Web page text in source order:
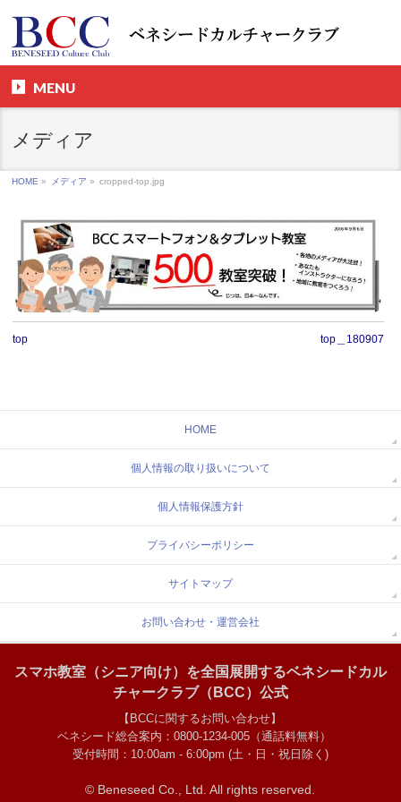
MENU
メディア
HOME » メディア » cropped-top.jpg
top top＿180907
HOME
個人情報の取り扱いについて
個人情報保護方針
プライバシーポリシー
サイトマップ
お問い合わせ・運営会社
スマホ教室（シニア向け）を全国展開するベネシードカル
チャークラブ（BCC）公式
【BCCに関するお問い合わせ】
ベネシード総合案内：0800-1234-005（通話料無料）
受付時間：10:00am - 6:00pm (土・日・祝日除く)
© Beneseed Co., Ltd. All rights reserved.